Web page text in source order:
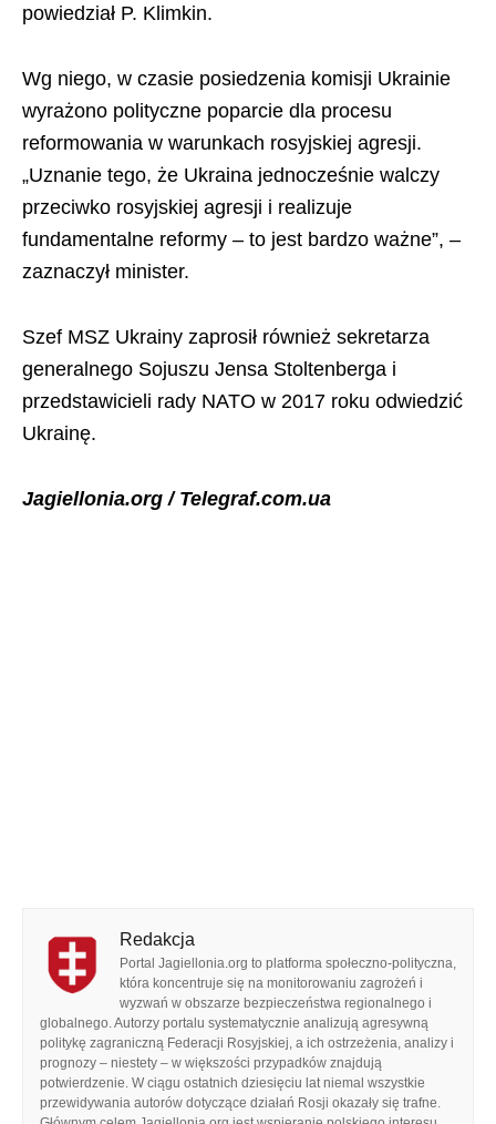
powiedział P. Klimkin.
Wg niego, w czasie posiedzenia komisji Ukrainie
wyrażono polityczne poparcie dla procesu
reformowania w warunkach rosyjskiej agresji.
„Uznanie tego, że Ukraina jednocześnie walczy
przeciwko rosyjskiej agresji i realizuje
fundamentalne reformy – to jest bardzo ważne”, –
zaznaczył minister.
Szef MSZ Ukrainy zaprosił również sekretarza
generalnego Sojuszu Jensa Stoltenberga i
przedstawicieli rady NATO w 2017 roku odwiedzić
Ukrainę.
Jagiellonia.org / Telegraf.com.ua
Redakcja
Portal Jagiellonia.org to platforma społeczno-polityczna,
która koncentruje się na monitorowaniu zagrożeń i
wyzwań w obszarze bezpieczeństwa regionalnego i
globalnego. Autorzy portalu systematycznie analizują agresywną
politykę zagraniczną Federacji Rosyjskiej, a ich ostrzeżenia, analizy i
prognozy – niestety – w większości przypadków znajdują
potwierdzenie. W ciągu ostatnich dziesięciu lat niemal wszystkie
przewidywania autorów dotyczące działań Rosji okazały się trafne.